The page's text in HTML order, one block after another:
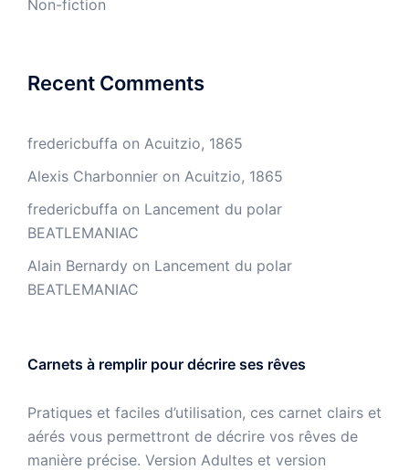
Non-fiction
Recent Comments
fredericbuffa on Acuitzio, 1865
Alexis Charbonnier on Acuitzio, 1865
fredericbuffa on Lancement du polar
BEATLEMANIAC
Alain Bernardy on Lancement du polar
BEATLEMANIAC
Carnets à remplir pour décrire ses rêves
Pratiques et faciles d’utilisation, ces carnet clairs et
aérés vous permettront de décrire vos rêves de
manière précise. Version Adultes et version